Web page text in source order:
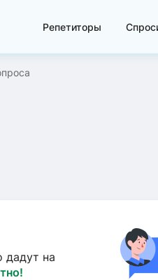
Репетиторы
дадут на